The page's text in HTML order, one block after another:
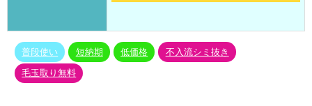
普段使い 短納期 低価格 不入流シミ抜き
毛玉取り無料